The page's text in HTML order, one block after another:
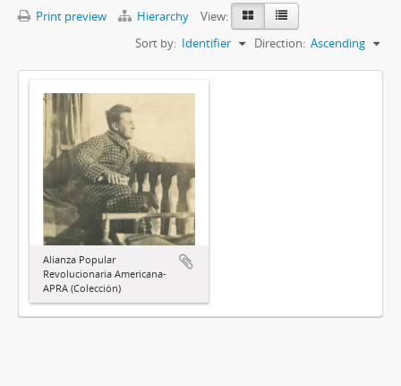
Print preview Hierarchy
View:
Sort by: Identifier Direction: Ascending
Alianza Popular
Revolucionaria Americana-
APRA (Colección)